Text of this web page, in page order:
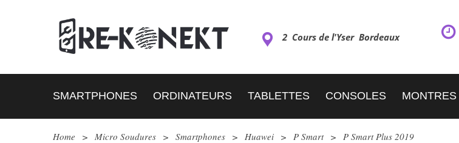
2 Cours de l'Yser Bordeaux
SMARTPHONES ORDINATEURS TABLETTES CONSOLES
Home > Micro Soudures > Smartphones > Huawei > P Smart > P Smart Plus 2019